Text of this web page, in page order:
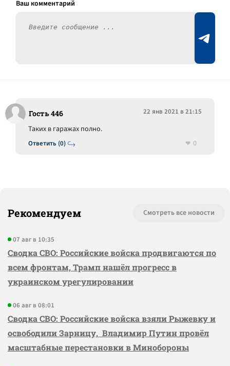
Гость 446 22 янв 2021 в 21:15
Ответить (0)
Таких в гаражах полно.
0
Рекомендуем Смотреть все новости
07 авг в 10:35
Сводка СВО: Российские войска продвигаются по
всем фронтам, Трамп нашёл прогресс в
украинском урегулировании
06 авг в 08:01
Сводка СВО: Российские войска взяли Рыжевку и
освободили Зарницу, Владимир Путин провёл
масштабные перестановки в Минобороны